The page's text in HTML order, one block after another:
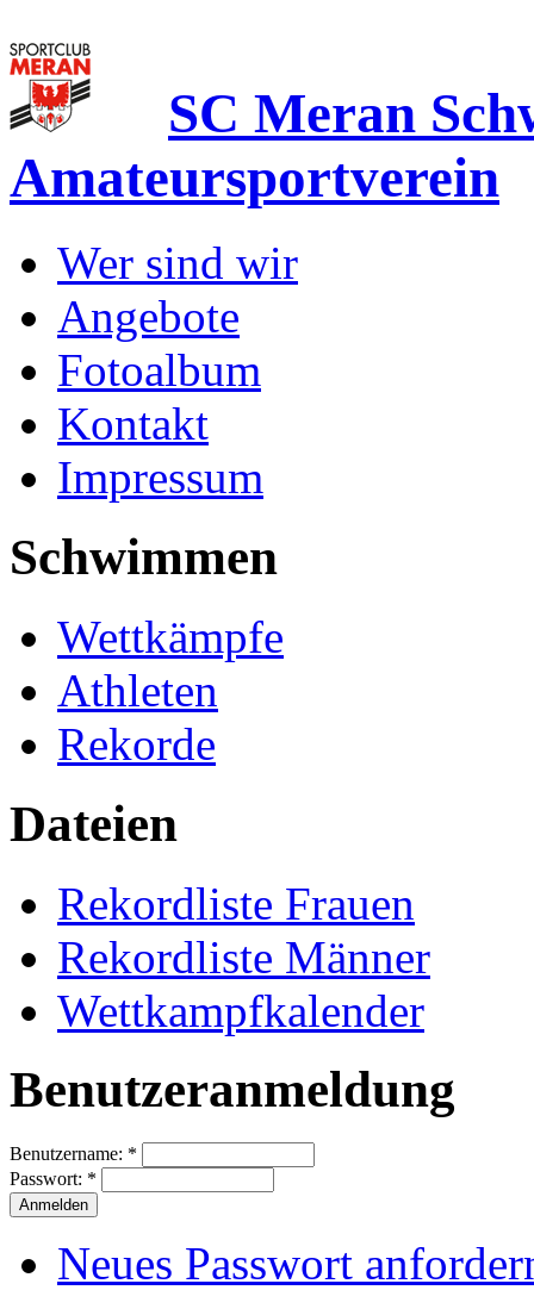
SC Meran
Amateursportverein
Wer sind wir
Angebote
Fotoalbum
Kontakt
Impressum
Schwimmen
Wettkämpfe
Athleten
Rekorde
Dateien
Rekordliste Frauen
Rekordliste Männer
Wettkampfkalender
Benutzeranmeldung
Benutzername: *
Passwort: *
Neues Passwort